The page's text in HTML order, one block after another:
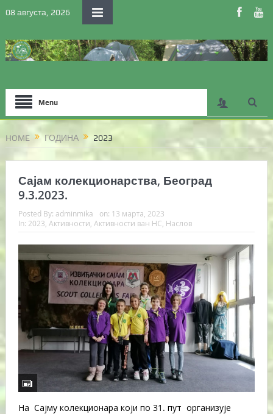
08 августа, 2026
Menu
HOME ГОДИНА 2023
Сајам колекционарства, Београд
9.3.2023.
Posted By: adminmika on: 13 марта, 2023
In: 2023 Активности Активности ван НС Наслов
На Сајму колекционара који по 31. пут организује